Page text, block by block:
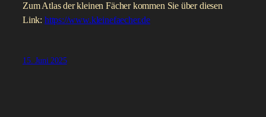
Zum Atlas der kleinen Fächer kommen Sie über diesen
Link: https://www.kleinefaecher.de
15. Juni 2025